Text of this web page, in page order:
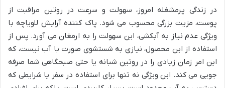
در زندگی پرمشغله امروز، سهولت و سرعت در روتین مراقبت از
پوست، مزیت بزرگی محسوب می شود. پاک کننده آرایش لاویاچه با
ویژگی عدم نیاز به آبکشی، این سهولت را به ارمغان می آورد. پس از
استفاده از این محصول، نیازی به شستشوی صورت با آب نیست، که
این امر زمان زیادی را در روتین شبانه یا حتی صبحگاهی شما صرفه
جویی می کند. این ویژگی نه تنها برای استفاده در سفر یا شرایطی که